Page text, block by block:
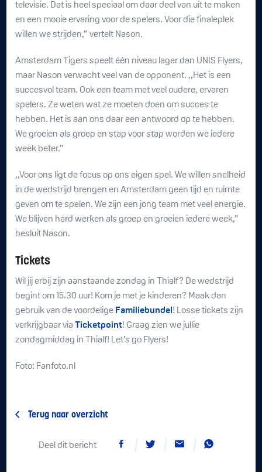
televisie. Dat is heel speciaal om daar deel van uit te maken
en een mooie ervaring voor de spelers. Voor die finaleplek
willen we strijden,” vertelt Nason.
Amsterdam Tigers speelt één niveau lager dan UNIS Flyers,
maar Nason verwacht veel van de opponent. ,,Het is een
succesvol team. Ook een team met veel oudere, ervaren
spelers. Ze weten wat ze moeten doen om succes te
hebben. Het is aan ons daar een antwoord op te hebben.
We groeien als groep en stap voor stap worden we iedere
week beter.”
,,Voor ons ligt de focus op ons eigen spel. We willen snelheid
in de wedstrijd brengen en Amsterdam geen tijd en ruimte
geven om te spelen. We zijn een jong team met veel energie.
We blijven hard werken als groep en groeien iedere week,”
besluit Nason.
Tickets
Wil jij erbij zijn aanstaande zondag in Thialf? De wedstrijd
begint om 15.30 uur! Kom je met je kinderen? Maak dan
gebruik van de voordelige Familiebundel ! Losse tickets zijn
verkrijgbaar viaTicketpoint! Graag zien we jullie
zondagmiddag in Thialf! Let’s go Flyers!
Foto: Fanfoto.nl
Terug naar overzicht
Deel dit bericht